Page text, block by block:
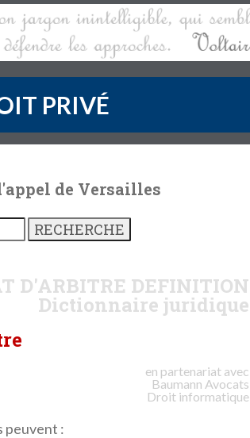
PRIVÉ
de Versailles
D'ARBITRE DEFINITION
Dictionnaire juridique
en partenariat avec
Baumann Avocats
Droit informatique
peuvent :